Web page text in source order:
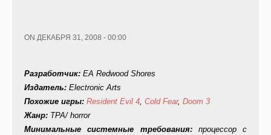
ON ДЕКАБРЯ 31, 2008 - 00:00
Разработчик: EA Redwood Shores
Издатель: Electronic Arts
Похожие игры: Resident Evil 4, Cold Fear, Doom 3
Жанр: TPA/ horror
Минимальные системные требования:процессор с